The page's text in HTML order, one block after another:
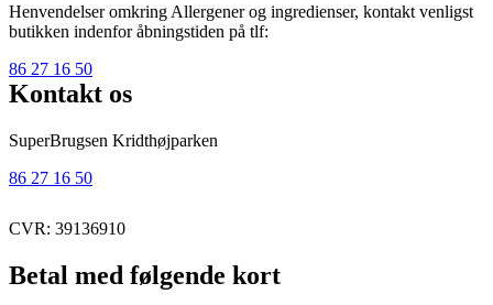
Henvendelser omkring Allergener og ingredienser, kontakt venligst
butikken indenfor åbningstiden på tlf:
86 27 16 50
Kontakt os
SuperBrugsen Kridthøjparken
86 27 16 50
CVR: 39136910
Betal med følgende kort